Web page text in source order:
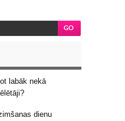
labāk nekā
dienu